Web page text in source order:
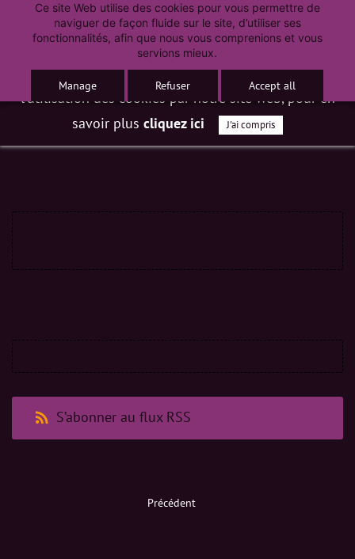
Ce site Web utilise des cookies pour vous permettre de
naviguer de façon fluide sur le site, d’utiliser ses
fonctionnalités, afin que nous vous comprenions et vous
servions mieux.
Manage Refuser Accept all
S’abonner au flux RSS
Précédent
Nous utilisons des cookies pour vous offrir la
meilleure expérience possible sur notre site web.
En poursuivant votre navigation, vous acceptez
l'utilisation des cookies par notre site web, pour en
savoir plus cliquez ici J'ai compris